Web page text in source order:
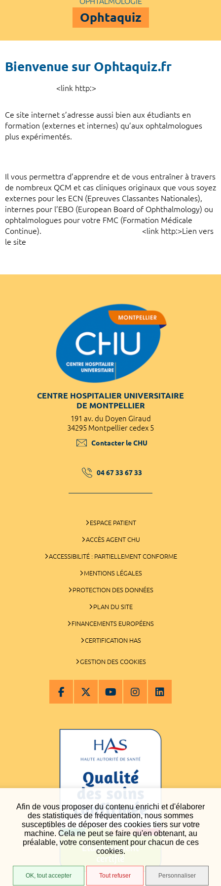
Afin de vous proposer du contenu enrichi et d'élaborer
des statistiques de fréquentation, nous sommes
susceptibles de déposer des cookies tiers sur votre
machine. Cela ne peut se faire qu'en obtenant, au
préalable, votre consentement pour chacun de ces
cookies.
OK, tout accepter Tout refuser Personnaliser
Ophtaquiz
Bienvenue sur Ophtaquiz.fr
<link http:>
Ce site internet s’adresse aussi bien aux étudiants en
formation (externes et internes) qu’aux ophtalmologues
plus expérimentés.
Il vous permettra d’apprendre et de vous entraîner à travers
de nombreux QCM et cas cliniques originaux que vous soyez
externes pour les ECN (Epreuves Classantes Nationales),
internes pour l’EBO (European Board of Ophthalmology) ou
ophtalmologues pour votre FMC (Formation Médicale
Continue). <link http:>Lien vers
le site
CENTRE HOSPITALIER UNIVERSITAIRE
DE MONTPELLIER
191 av. du Doyen Giraud
34295 Montpellier cedex 5
Contacter le CHU
04 67 33 67 33
ESPACE PATIENT
ACCÈS AGENT CHU
ACCESSIBILITÉ : PARTIELLEMENT CONFORME
MENTIONS LÉGALES
PROTECTION DES DONNÉES
PLAN DU SITE
FINANCEMENTS EUROPÉENS
CERTIFICATION HAS
GESTION DES COOKIES